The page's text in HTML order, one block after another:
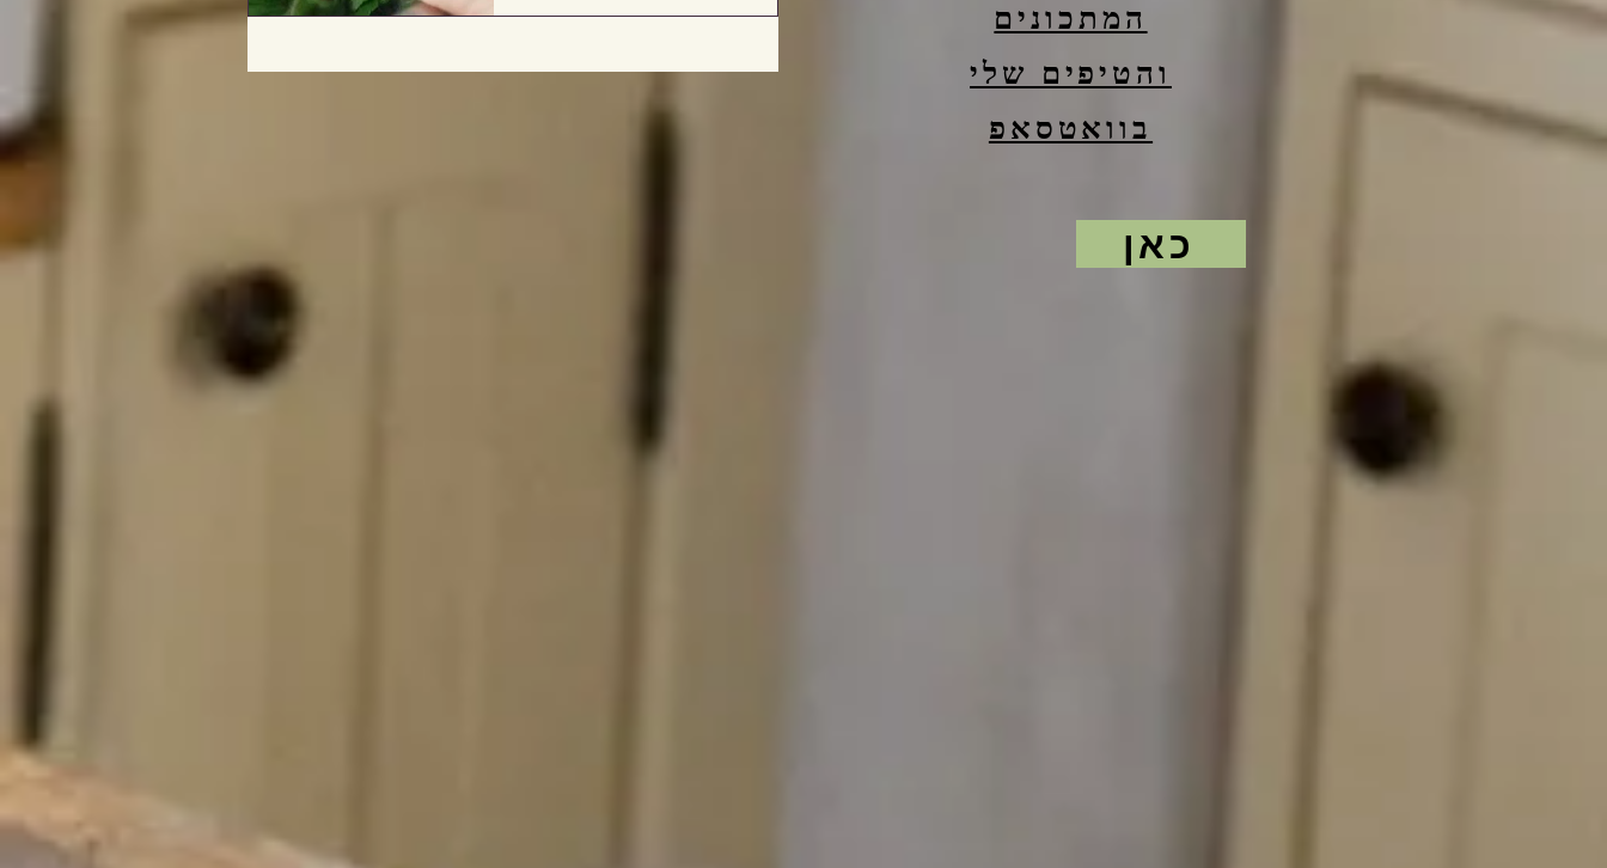
וטעימים עם ערך תזונתי גבוה ומרקם
בסמוך לגינה העירונית או בפארק אקולוגי
קוטפת מהגובה (כי כלבים וזה) ולא
המתכונים
והטיפים שלי
בוואטסאפ
כאן